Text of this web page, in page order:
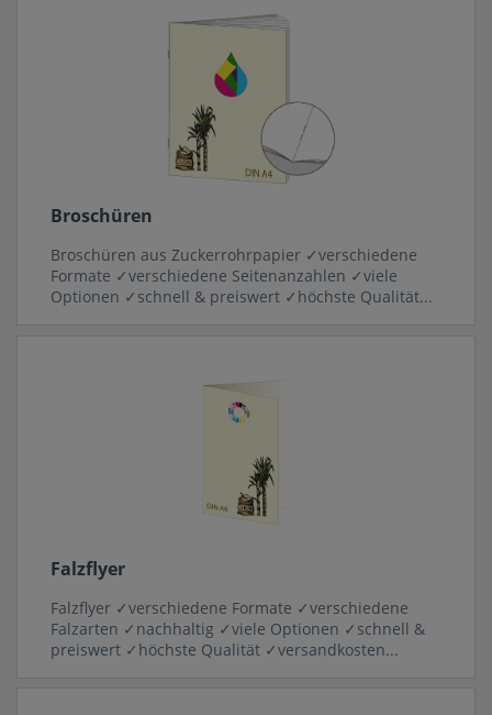
Broschüren
Broschüren aus Zuckerrohrpapier ✓verschiedene
Formate ✓verschiedene Seitenanzahlen ✓viele
Optionen ✓schnell & preiswert ✓höchste Qualität...
Falzflyer
Falzflyer ✓verschiedene Formate ✓verschiedene
Falzarten ✓nachhaltig ✓viele Optionen ✓schnell &
preiswert ✓höchste Qualität ✓versandkosten...